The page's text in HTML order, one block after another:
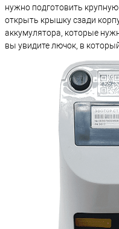
нужно подготовить
открыть крышку сзади
аккумулятора, которые
вы увидите лючок, в